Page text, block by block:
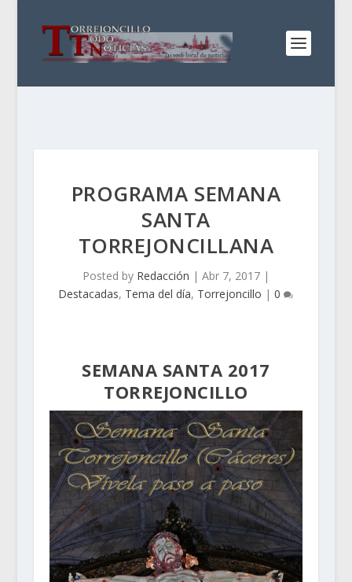
PROGRAMA SEMANA
SANTA
TORREJONCILLANA
Posted by Redacción | Abr 7, 2017|
Destacadas, Tema del día, Torrejoncillo |0
SEMANA SANTA 2017
TORREJONCILLO